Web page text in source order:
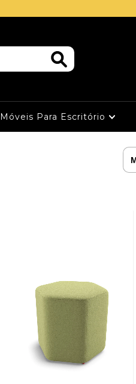
Móveis Para Escritório